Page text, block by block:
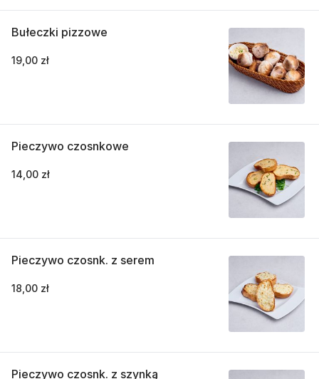
Bułeczki pizzowe
19,00 zł
Pieczywo czosnkowe
14,00 zł
Pieczywo czosnk. z serem
18,00 zł
Pieczywo czosnk. z szynką